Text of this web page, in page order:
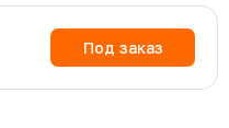
Под заказ